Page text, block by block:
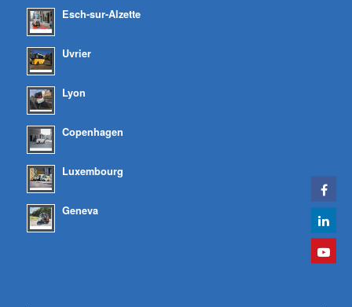
Esch-sur-Alzette
Uvrier
Lyon
Copenhagen
Luxembourg
Geneva